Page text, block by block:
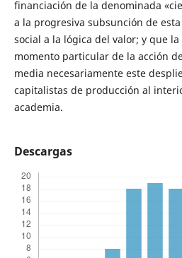
financiación de la denominada
a la progresiva subsunción de
social a la lógica del valor; y que
momento particular de la acción
media necesariamente este
capitalistas de producción al
academia.
Descargas